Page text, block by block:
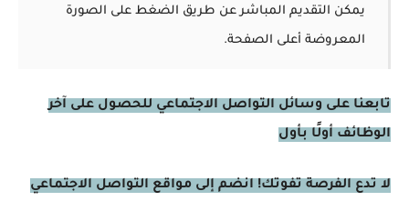
يمكن التقديم المباشر عن طريق الضغط على الصورة
المعروضة أعلى الصفحة.
تابعنا على وسائل التواصل الاجتماعي للحصول على آخر
الوظائف أولًا بأول
لا تدع الفرصة تفوتك! انضم إلى مواقع التواصل الاجتماعي